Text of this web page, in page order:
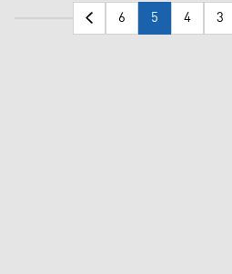
3
4
5
6